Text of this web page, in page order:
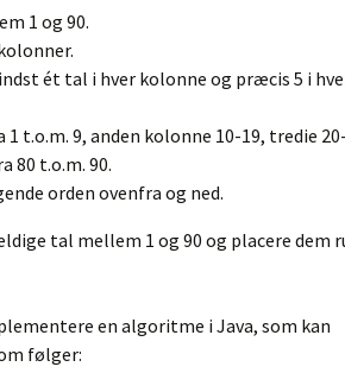
1 og 90.
ét tal i hver kolonne og præcis 5 i
t.o.m. 9, anden kolonne 10-19, tredie
80 t.o.m. 90.
orden ovenfra og ned.
tal mellem 1 og 90 og placere dem
en algoritme i Java, som kan
følger: